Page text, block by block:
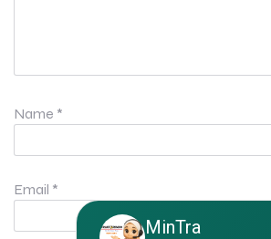
Name *
Email *
MinTra